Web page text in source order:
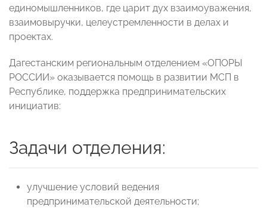
единомышленников, где царит дух взаимоуважения,
взаимовыручки, целеустремленности в делах и
проектах.
Дагестанским региональным отделением «ОПОРЫ
РОССИИ» оказывается помощь в развитии МСП в
Республике, поддержка предпринимательских
инициатив:
Задачи отделения:
улучшение условий ведения
предпринимательской деятельности;